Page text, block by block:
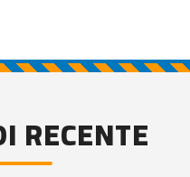
RECENTE